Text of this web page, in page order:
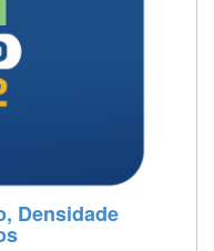
Densidade